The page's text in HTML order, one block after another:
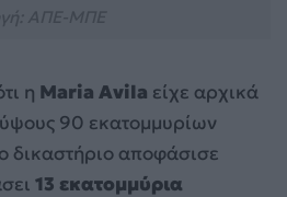
η Maria Avila είχε αρχικά
90 εκατομμυρίων
δικαστήριο αποφάσισε
13 εκατομμύρια